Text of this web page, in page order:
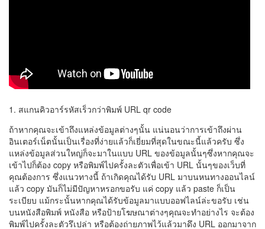
1. สแกนคิวอาร์รหัสเร็วกว่าพิมพ์ URL qr code
ถ้าหากคุณจะเข้าถึงแหล่งข้อมูลต่างๆนั้น แน่นอนว่าการเข้าถึงผ่าน
อินเตอร์เน็ตนั้นเป็นเรื่องที่ง่ายแล้วก็เยี่ยมที่สุดในขณะนี้แล้วครับ ซึ่ง
แหล่งข้อมูลส่วนใหญ่ก็จะมาในแบบ URL ของข้อมูลนั้นๆซึ่งหากคุณจะ
เข้าไปก็ต้อง copy หรือพิมพ์ไปครั้งละตัวเพื่อเข้า URL นั้นๆของเว็บที่
คุณต้องการ ซึ่งแนวทางนี้ ถ้าเกิดคุณได้รับ URL มาบนหนทางออนไลน์
แล้ว copy มันก็ไม่มีปัญหาหรอกขอรับ แค่ copy แล้ว paste ก็เป็น
ระเบียบ แม้กระนั้นหากคุณได้รับข้อมูลมาแบบออฟไลน์ล่ะขอรับ เช่น
บนหนังสือพิมพ์ หนังสือ หรือป้ายโฆษณาต่างๆคุณจะทำอย่างไร จะต้อง
พิมพ์ไปครั้งละตัวรึเปล่า หรือต้องถ่ายภาพไว้แล้วมาดึง URL ออกมาจาก